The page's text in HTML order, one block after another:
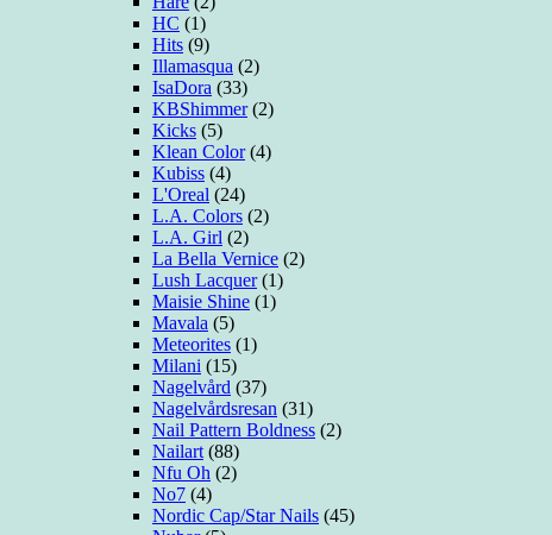
HC (1)
Hits (9)
Illamasqua (2)
IsaDora (33)
KBShimmer(2)
Kicks (5)
Klean Color(4)
Kubiss (4)
L'Oreal (24)
L.A. Colors (2)
L.A. Girl (2)
La Bella Vernice (2)
Lush Lacquer(1)
Maisie Shine (1)
Mavala (5)
Meteorites (1)
Milani (15)
Nagelvård (37)
Nagelvårdsresan (31)
Nail Pattern Boldness (2)
Nailart (88)
Nfu Oh (2)
No7 (4)
Nordic Cap/Star Nails (45)